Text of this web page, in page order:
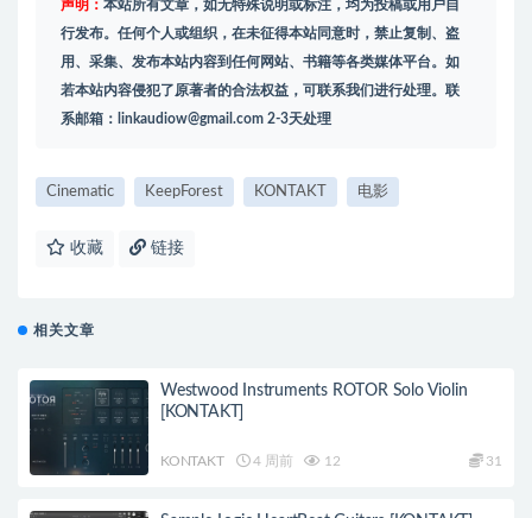
声明： 本站所有文章，如无特殊说明或标注，均为投稿或用户自
行发布。任何个人或组织，在未征得本站同意时，禁止复制、盗
用、采集、发布本站内容到任何网站、书籍等各类媒体平台。如
若本站内容侵犯了原著者的合法权益，可联系我们进行处理。联
系邮箱： linkaudiow@gmail.com 2-3天处理
Cinematic KeepForest KONTAKT 电影
收藏 链接
相关文章
Westwood Instruments ROTOR Solo Violin
[KONTAKT]
KONTAKT 4 周前 12 31